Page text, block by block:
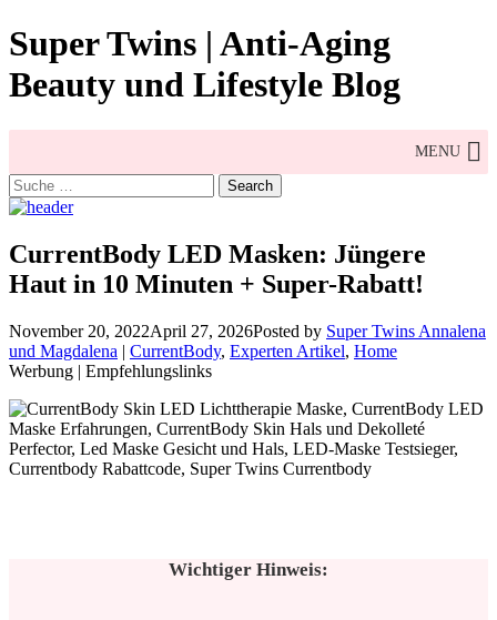
Skip
to
content
Super Twins | Anti-Aging
Beauty und Lifestyle Blog
MENU
Search
for:
CurrentBody LED Masken: Jüngere
Haut in 10 Minuten + Super-Rabatt!
November 20, 2022April 27, 2026Posted by Super Twins Annalena
und Magdalena | CurrentBody, Experten Artikel, Home
Werbung | Empfehlungslinks
Wichtiger Hinweis: